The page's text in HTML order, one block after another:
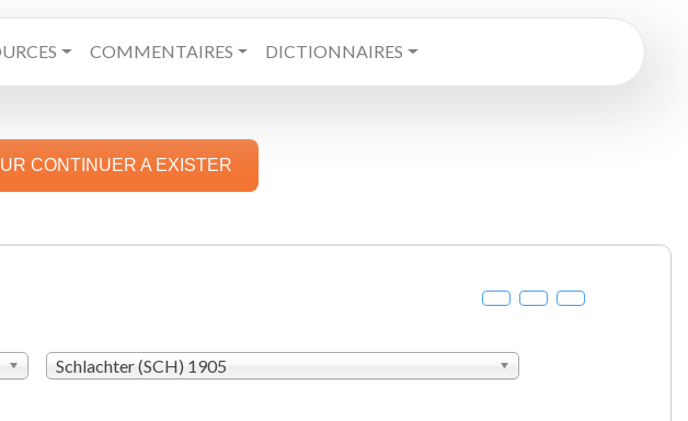
COMMENTAIRES DICTIONNAIRES
CONTINUER A EXISTER
Schlachter (SCH) 1905